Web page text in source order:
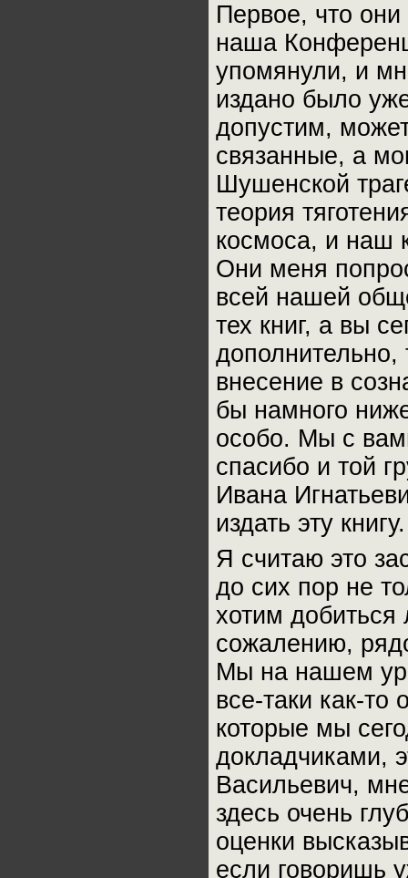
Первое, что они
наша
упомянули, и
издано было
допустим,
связанные, а
Шушенской
теория
космоса, и наш
Они меня
всей нашей
тех книг, а вы
дополнительно,
внесение в
бы намного
особо. Мы с
спасибо и той
Ивана
издать эту
Я считаю это
до сих пор не
хотим
сожалению,
Мы на нашем
все-таки как-
которые мы
докладчиками,
Васильевич,
здесь очень
оценки
если говоришь